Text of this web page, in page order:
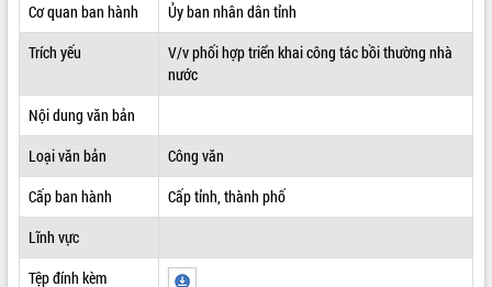
HỆ THỐNG VĂN BẢN
VĂN BẢN HĐND TỈNH
ĐIỂM TIN VĂN BẢN
Cơ quan ban hành
Ủy ban nhân dân tỉnh
Trích yếu
V/v phối hợp triển khai công tác bồi thường nhà
nước
Nội dung văn bản
Loại văn bản
Công văn
Cấp ban hành
Cấp tỉnh, thành phố
Lĩnh vực
Tệp đính kèm